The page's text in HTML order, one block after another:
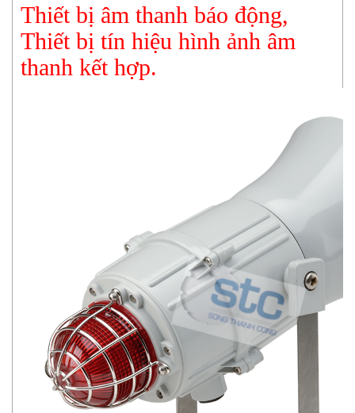
Thiết bị âm thanh báo động,
Thiết bị tín hiệu hình ảnh âm
thanh kết hợp.